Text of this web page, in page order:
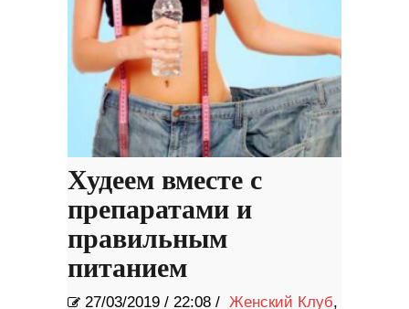
Худеем вместе с
препаратами и
правильным
питанием
27/03/2019 / 22:08 / Женский Клуб,